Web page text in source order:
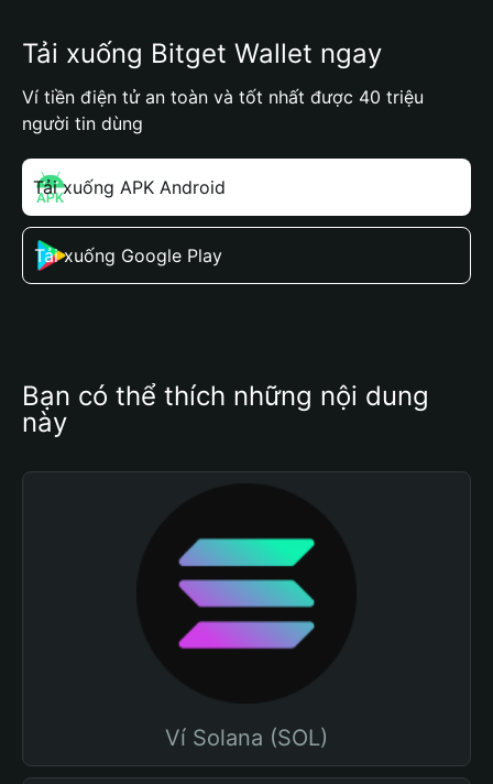
Tải xuống Bitget Wallet ngay
Ví tiền điện tử an toàn và tốt nhất được 40 triệu
người tin dùng
Tải xuống APK Android
Tải xuống Google Play
Bạn có thể thích những nội dung
này
Ví Solana (SOL)